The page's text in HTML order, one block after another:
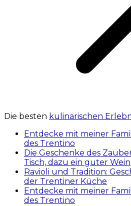
Die besten kulinarischen
Entdecke mit meiner
des Trentino
Die Geschenke des
Tisch, dazu ein guter Wein
Ravioli und Tradition:
der Trentiner Küche
Entdecke mit meiner
des Trentino